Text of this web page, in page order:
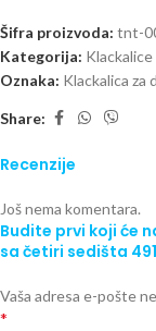
Šifra proizvoda: tnt-
Kategorija: Klackalice
Oznaka: Klackalica za
Share:
Recenzije
Još nema komentara.
Budite prvi koji će
sa četiri sedišta
Vaša adresa e-pošte
*